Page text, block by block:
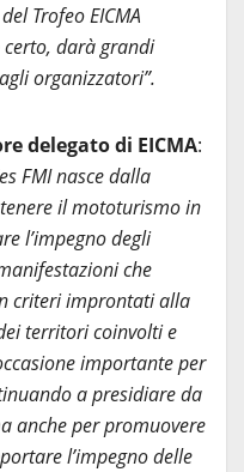
Trofeo EICMA
certo, darà grandi
organizzatori”.
delegato di EICMA:
FMI nasce dalla
il mototurismo in
l’impegno degli
che
criteri improntati alla
territori coinvolti e
importante per
a presidiare da
anche per promuovere
l’impegno delle